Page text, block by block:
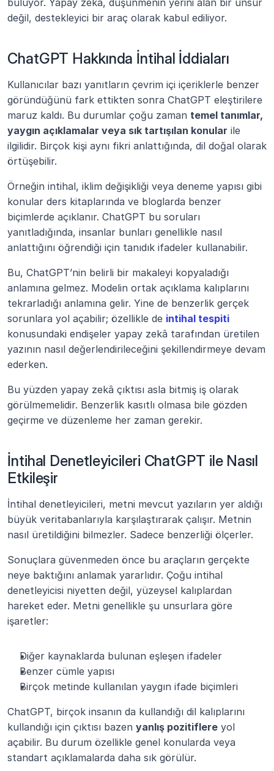
değil, destekleyici bir araç olarak kabul ediliyor.
ChatGPT Hakkında İntihal İddiaları
Kullanıcılar bazı yanıtların çevrim içi içeriklerle benzer
göründüğünü fark ettikten sonra ChatGPT eleştirilere
maruz kaldı. Bu durumlar çoğu zaman temel tanımlar,
yaygın açıklamalar veya sık tartışılan konular ile
ilgilidir. Birçok kişi aynı fikri anlattığında, dil doğal olarak
örtüşebilir.
Örneğin intihal, iklim değişikliği veya deneme yapısı gibi
konular ders kitaplarında ve bloglarda benzer
biçimlerde açıklanır. ChatGPT bu soruları
yanıtladığında, insanlar bunları genellikle nasıl
anlattığını öğrendiği için tanıdık ifadeler kullanabilir.
Bu, ChatGPT’nin belirli bir makaleyi kopyaladığı
anlamına gelmez. Modelin ortak açıklama kalıplarını
tekrarladığı anlamına gelir. Yine de benzerlik gerçek
sorunlara yol açabilir; özellikle de intihal tespiti
konusundaki endişeler yapay zekâ tarafından üretilen
yazının nasıl değerlendirileceğini şekillendirmeye devam
ederken.
Bu yüzden yapay zekâ çıktısı asla bitmiş iş olarak
görülmemelidir. Benzerlik kasıtlı olmasa bile gözden
geçirme ve düzenleme her zaman gerekir.
İntihal Denetleyicileri ChatGPT ile Nasıl
Etkileşir
İntihal denetleyicileri, metni mevcut yazıların yer aldığı
büyük veritabanlarıyla karşılaştırarak çalışır. Metnin
nasıl üretildiğini bilmezler. Sadece benzerliği ölçerler.
Sonuçlara güvenmeden önce bu araçların gerçekte
neye baktığını anlamak yararlıdır. Çoğu intihal
denetleyicisi niyetten değil, yüzeysel kalıplardan
hareket eder. Metni genellikle şu unsurlara göre
işaretler:
Diğer kaynaklarda bulunan eşleşen ifadeler
Benzer cümle yapısı
Birçok metinde kullanılan yaygın ifade biçimleri
ChatGPT, birçok insanın da kullandığı dil kalıplarını
kullandığı için çıktısı bazen yanlış pozitiflere yol
açabilir. Bu durum özellikle genel konularda veya
standart açıklamalarda daha sık görülür.